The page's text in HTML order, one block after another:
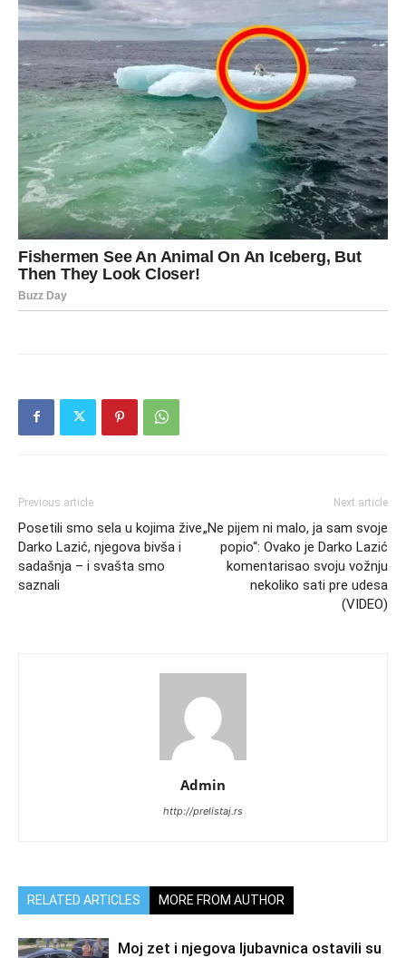
Previous article
Posetili smo sela u kojima žive
Darko Lazić, njegova bivša i
sadašnja – i svašta smo
saznali
Next article
„Ne pijem ni malo, ja sam svoje
popio“: Ovako je Darko Lazić
komentarisao svoju vožnju
nekoliko sati pre udesa
(VIDEO)
Admin
http://prelistaj.rs
RELATED ARTICLES MORE FROM AUTHOR
Moj zet i njegova ljubavnica ostavili su